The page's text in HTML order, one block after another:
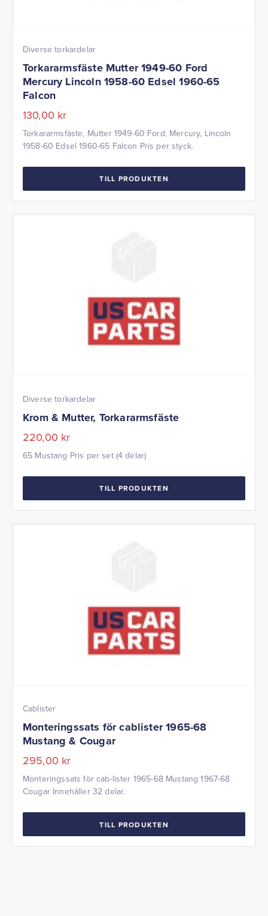
Diverse torkardelar
Torkararmsfäste Mutter 1949-60 Ford
Mercury Lincoln 1958-60 Edsel 1960-65
Falcon
130,00 kr
Torkararmsfäste, Mutter 1949-60 Ford, Mercury, Lincoln
1958-60 Edsel 1960-65 Falcon Pris per styck.
TILL PRODUKTEN
Diverse torkardelar
Krom & Mutter, Torkararmsfäste
220,00 kr
65 Mustang Pris per set (4 delar)
TILL PRODUKTEN
Cablister
Monteringssats för cablister 1965-68
Mustang & Cougar
295,00 kr
Monteringssats för cab-lister 1965-68 Mustang 1967-68
Cougar Innehåller 32 delar.
TILL PRODUKTEN